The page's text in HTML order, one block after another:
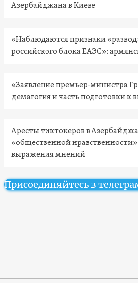
Азербайджана в Киеве
«Наблюдаются признаки
российского блока ЕАЭС»:
«Заявление премьер-министра
демагогия и часть подготовки к
Аресты тиктокеров в
«общественной нравственности»
выражения мнений
Присоединяйтесь в